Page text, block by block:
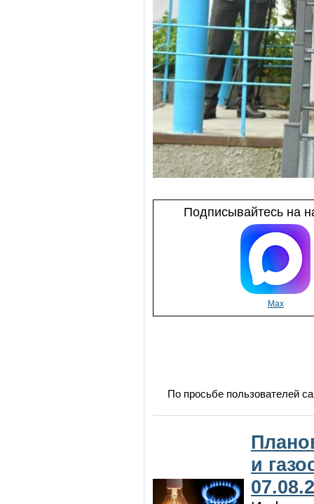
Подписывайтесь на
Max
По просьбе пользователей
и